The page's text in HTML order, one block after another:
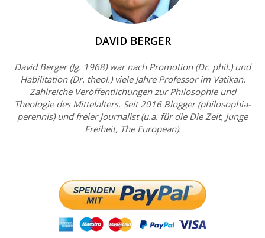
DAVID BERGER
David Berger (Jg. 1968) war nach Promotion (Dr. phil.) und
Habilitation (Dr. theol.) viele Jahre Professor im Vatikan.
Zahlreiche Veröffentlichungen zur Philosophie und
Theologie des Mittelalters. Seit 2016 Blogger (philosophia-
perennis) und freier Journalist (u.a. für die Die Zeit, Junge
Freiheit, The European).